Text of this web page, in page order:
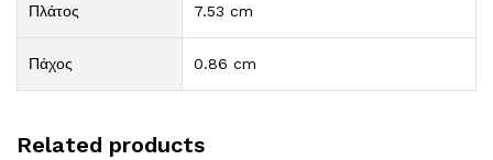
Πλάτος 7.53 cm
Πάχος 0.86 cm
Related products